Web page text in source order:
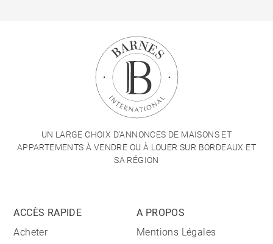
UN LARGE CHOIX D'ANNONCES DE MAISONS ET
APPARTEMENTS À VENDRE OU À LOUER SUR BORDEAUX ET
SA RÉGION
ACCÈS RAPIDE
Acheter
A PROPOS
Mentions Légales